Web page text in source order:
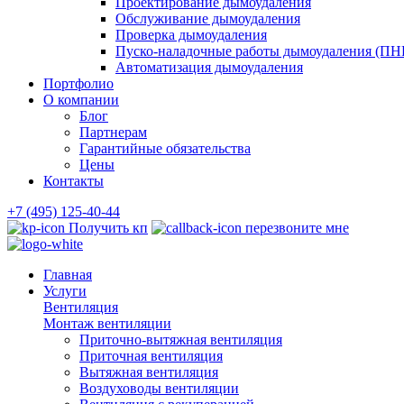
Обслуживание дымоудаления
Проверка дымоудаления
Пуско-наладочные работы дымоудаления
Автоматизация дымоудаления
Портфолио
О компании
Блог
Партнерам
Гарантийные обязательства
Цены
Контакты
+7 (495) 125-40-44
Получить кп
перезвоните мне
Главная
Услуги
Вентиляция
Монтаж вентиляции
Приточно-вытяжная вентиляция
Приточная вентиляция
Вытяжная вентиляция
Воздуховоды вентиляции